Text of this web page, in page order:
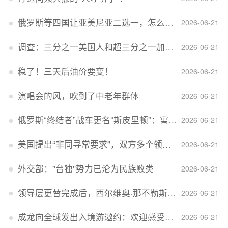
2026-06-21
俄罗斯等四国让亚美尼亚二选一，怎么回事？
2026-06-21
调查：三分之一美国人和超三分之一加拿大人感到经济压力
2026-06-21
稳了！三天后油价要变！
2026-06-21
演唱会的风，吹到了中老年群体
2026-06-21
俄罗斯“终结者”战车更名“斯皮里顿”：寓意强大可靠，彰显俄精神力量
2026-06-21
美国提出“非同寻常要求”，双方多个领域分歧依旧，印美贸易谈判进入“关键阶段”
2026-06-21
外交部：''台独''势力已沦为民族败类
2026-06-21
领导层更替完成后，西尔维奥·那不勒斯出任Lucid首席执行官
2026-06-21
成龙向全球发出入境游邀约：欢迎感受无滤镜的真实中国